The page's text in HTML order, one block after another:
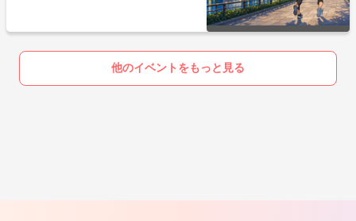
他のイベントをもっと見る